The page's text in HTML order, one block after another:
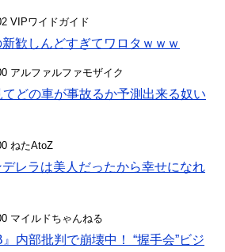
VIPワイドガイド
新歓しんどすぎてワロタｗｗｗ
アルファルファモザイク
どの車が事故るか予測出来る奴い
ねたAtoZ
レラは美人だったから幸せになれ
マイルドちゃんねる
』内部批判で崩壊中！ “握手会”ビジ